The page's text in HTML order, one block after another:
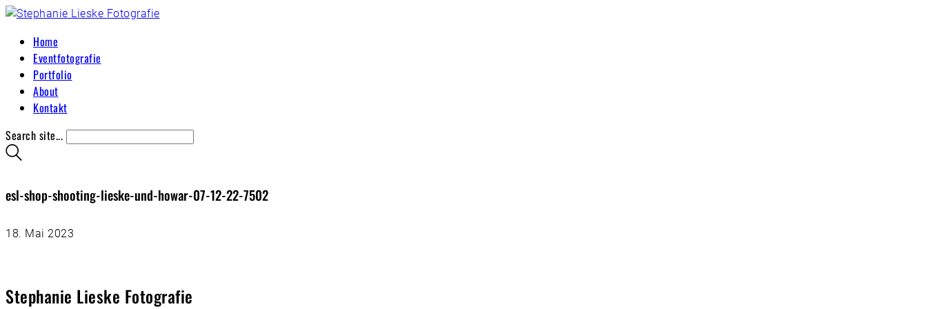
Home
Eventfotografie
Portfolio
About
Kontakt
Search site...
esl-shop-shooting-lieske-und-howar-07-12-22-7502
18. Mai 2023
Stephanie Lieske Fotografie